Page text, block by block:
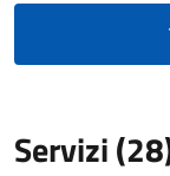
Servizi